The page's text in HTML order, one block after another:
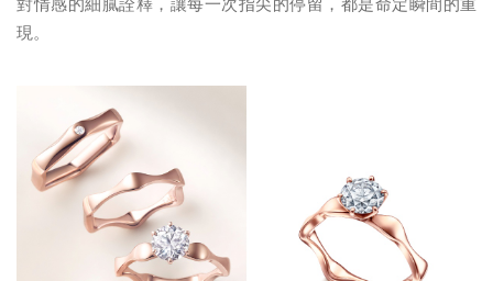
對情感的細膩詮釋，讓每一次指尖的停留，都是命定瞬間的重
現。